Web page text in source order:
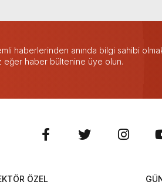
haberlerinden anında bilgi sahibi
eğer haber bültenine üye olun.
ÖZEL